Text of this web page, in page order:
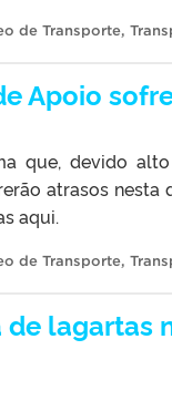
de Transporte,
Apoio
que, devido
atrasos
aqui.
de Transporte,
lagartas